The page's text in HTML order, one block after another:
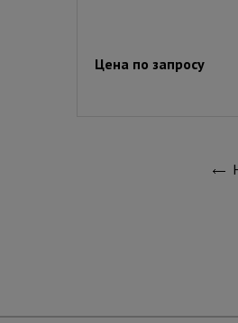
Цена по запросу